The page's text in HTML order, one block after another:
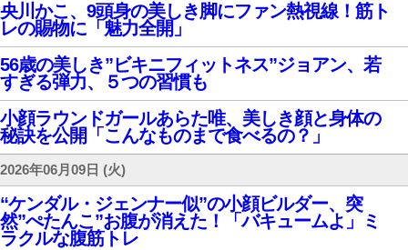
央川かこ、9頭身の美しき脚にファン熱視線！筋ト
レの賜物に「魅力全開」
56歳の美しき”ビキニフィットネス”ジョアン、若
すぎる弾力、５つの習慣も
小顔ラウンドガールあらた唯、美しき顔と身体の
秘訣を公開「こんなものまで食べるの？」
2026年06月09日 (火)
“ケンダル・ジェンナー似”の小顔ビルダー、突
然”ぺたんこ”お腹が消えた！「バキュームよ」ミ
ラクルな腹筋トレ